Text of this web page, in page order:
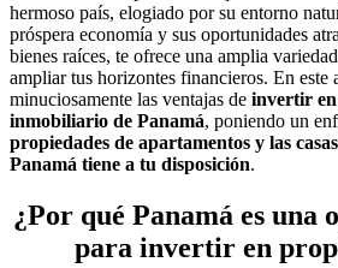
hermoso país, elogiado por su entorno
próspera economía y sus oportunidades
bienes raíces, te ofrece una amplia
ampliar tus horizontes financieros. En este
minuciosamente las ventajas de invertir
inmobiliario de Panamá, poniendo un
propiedades de apartamentos y las
Panamá tiene a tu disposición.
¿Por qué Panamá es una
para invertir en